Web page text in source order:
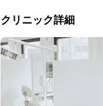
クリニック詳細